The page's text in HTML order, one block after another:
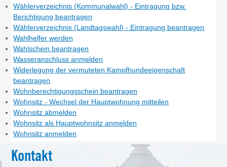
Wählerverzeichnis (Kommunalwahl) - Eintragung bzw.
Berichtigung beantragen
Wählerverzeichnis (Landtagswahl) - Eintragung beantragen
Wahlhelfer werden
Wahlschein beantragen
Wasseranschluss anmelden
Widerlegung der vermuteten Kampfhundeeigenschaft
beantragen
Wohnberechtigungsschein beantragen
Wohnsitz - Wechsel der Hauptwohnung mitteilen
Wohnsitz abmelden
Wohnsitz als Hauptwohnsitz anmelden
Wohnsitz anmelden
Kontakt